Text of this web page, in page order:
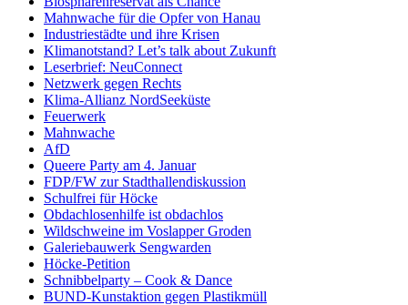
Mahnwache für die Opfer von Hanau
Industriestädte und ihre Krisen
Klimanotstand? Let’s talk about Zukunft
Leserbrief: NeuConnect
Netzwerk gegen Rechts
Klima-Allianz NordSeeküste
Feuerwerk
Mahnwache
AfD
Queere Party am 4. Januar
FDP/FW zur Stadthallendiskussion
Schulfrei für Höcke
Obdachlosenhilfe ist obdachlos
Wildschweine im Voslapper Groden
Galeriebauwerk Sengwarden
Höcke-Petition
Schnibbelparty – Cook & Dance
BUND-Kunstaktion gegen Plastikmüll